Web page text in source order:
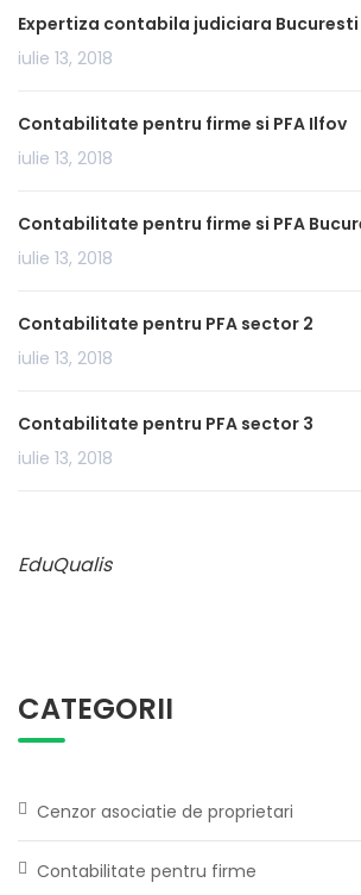
Expertiza contabila judiciara Bucuresti
iulie 13, 2018
Contabilitate pentru firme si PFA Ilfov
iulie 13, 2018
Contabilitate pentru firme si PFA
iulie 13, 2018
Contabilitate pentru PFA sector 2
iulie 13, 2018
Contabilitate pentru PFA sector 3
iulie 13, 2018
EduQualis
CATEGORII
Cenzor asociatie de proprietari
Contabilitate pentru firme